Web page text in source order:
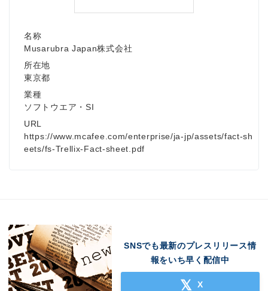
名称
Musarubra Japan株式会社
所在地
東京都
業種
ソフトウエア・SI
URL
https://www.mcafee.com/enterprise/ja-jp/assets/fact-sh
eets/fs-Trellix-Fact-sheet.pdf
SNSでも最新のプレスリリース情
報をいち早く配信中
X